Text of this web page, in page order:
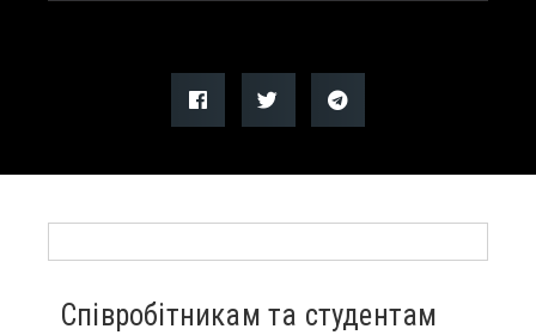
Співробітникам та студентам